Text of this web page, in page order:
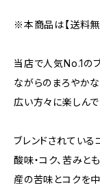
※本商品は【送料無
当店で人気No.1の
ながらのまろやか
広い方々に楽しんで
ブレンドされてい
酸味・コク、苦みと
産の苦味とコクを